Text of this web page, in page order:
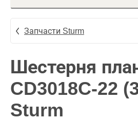
Запчасти Sturm
Шестерня
CD3018C-22
Sturm